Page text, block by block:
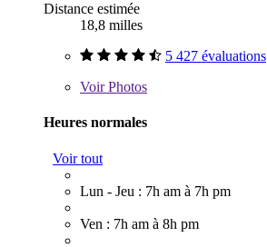
Distance estimée
18,8 milles
5 427 évaluations
VoirPhotos
Heures normales
Voir tout
Lun - Jeu : 7h am à 7h pm
Ven : 7h am à 8h pm